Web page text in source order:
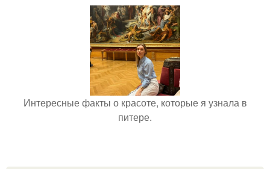
Интересные факты о красоте, которые я узнала в
питере.